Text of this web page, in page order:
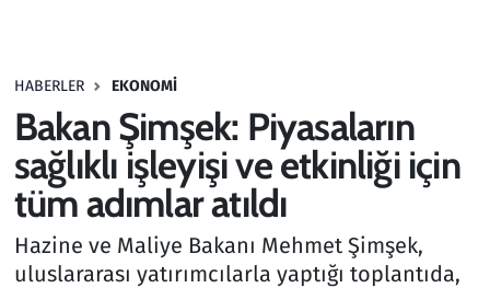
HABERLER EKONOMI
Bakan Şimşek: Piyasaların
sağlıklı işleyişi ve etkinliği için
tüm adımlar atıldı
Hazine ve Maliye Bakanı Mehmet Şimşek,
uluslararası yatırımcılarla yaptığı toplantıda,
Haber
Kültür Sanat
Kurumsal Haberler
Lezzet Durağı